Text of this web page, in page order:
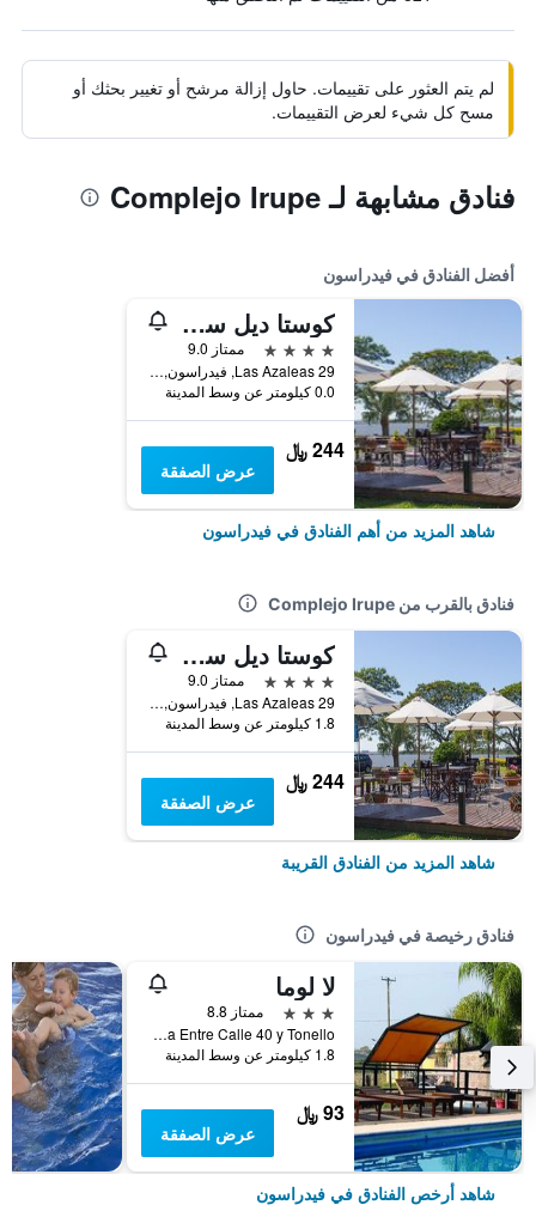
لم يتم العثور على تقييمات. حاول إزالة مرشح أو تغيير بحثك أو
مسح كل شيء لعرض التقييمات.
فنادق مشابهة لـ Complejo Irupe
أفضل الفنادق في فيدراسون
كوستا ديل سول
4 نجوم
ممتاز 9.0
Las Azaleas 29, فيدراسون, محافظة إنتري ريوس, الأرجنتين
0.0 كيلومتر عن وسط المدينة
244 ﷼
عرض الصفقة
شاهد المزيد من أهم الفنادق في فيدراسون
فنادق بالقرب من Complejo Irupe
كوستا ديل سول
4 نجوم
ممتاز 9.0
Las Azaleas 29, فيدراسون, محافظة إنتري ريوس, الأرجنتين
1.8 كيلومتر عن وسط المدينة
244 ﷼
عرض الصفقة
شاهد المزيد من الفنادق القريبة
فنادق رخيصة في فيدراسون
لا لوما
3 نجوم
ممتاز 8.8
Santa Catalina Entre Calle 40 y Tonello, فيدراسون, محافظة إنتري ريوس, الأرجنتين
1.8 كيلومتر عن وسط المدينة
93 ﷼
عرض الصفقة
شاهد أرخص الفنادق في فيدراسون